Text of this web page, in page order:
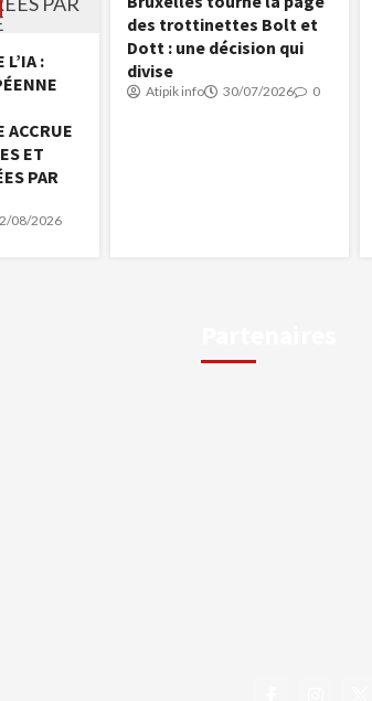
L’IA :
ACCRUE
ET
PAR
08/2026
des trottinettes Bolt et
Dott : une décision qui
divise
Atipik info 30/07/2026 0